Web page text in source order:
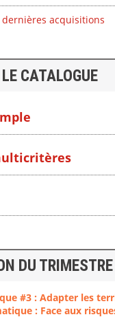
acquisitions
CATALOGUE
DU TRIMESTRE
#3 : Adapter les
: Face aux